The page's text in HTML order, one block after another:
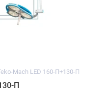
Mach LED 160-П+130-П
П